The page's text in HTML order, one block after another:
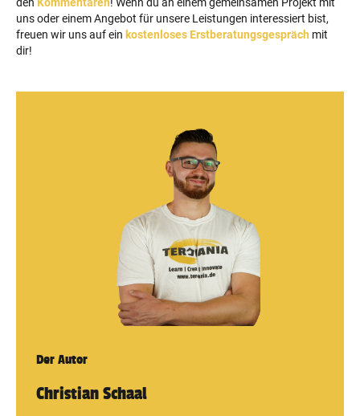
den Kommentaren! Wenn du an einem gemeinsamen Projekt mit
uns oder einem Angebot für unsere Leistungen interessiert bist,
freuen wir uns auf ein kostenloses Erstberatungsgespräch mit
dir!
Der Autor
Christian Schaal